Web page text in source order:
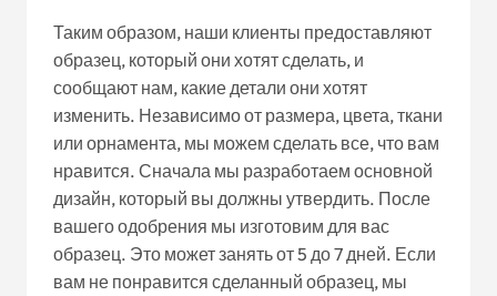
Таким образом, наши клиенты предоставляют
образец, который они хотят сделать, и
сообщают нам, какие детали они хотят
изменить. Независимо от размера, цвета, ткани
или орнамента, мы можем сделать все, что вам
нравится. Сначала мы разработаем основной
дизайн, который вы должны утвердить. После
вашего одобрения мы изготовим для вас
образец. Это может занять от 5 до 7 дней. Если
вам не понравится сделанный образец, мы